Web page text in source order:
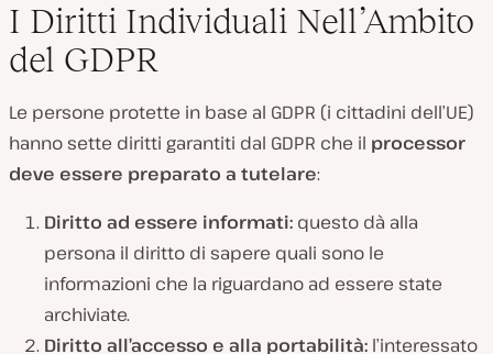
I Diritti Individuali Nell’Ambito
del GDPR
Le persone protette in base al GDPR (i cittadini dell’UE)
hanno sette diritti garantiti dal GDPR che il processor
deve essere preparato a tutelare:
Diritto ad essere informati: questo dà alla
persona il diritto di sapere quali sono le
informazioni che la riguardano ad essere state
archiviate.
Diritto all’accesso e alla portabilità: l’interessato